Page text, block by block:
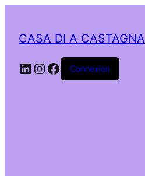
CASA DI A CASTAGNA
LinkedIn
Instagram
Facebook
Connexion